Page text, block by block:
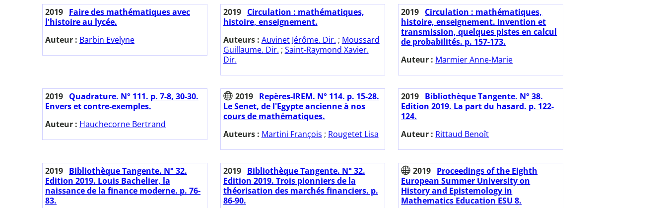
2019 Faire des mathématiques avec
l'histoire au lycée.
Auteur : Barbin Evelyne
2019
Circulation : mathématiques,
histoire, enseignement.
Auteurs : Auvinet Jérôme. Dir. ; Moussard
Guillaume. Dir. ; Saint-Raymond Xavier.
Dir.
2019 Circulation : mathématiques,
histoire, enseignement. Invention et
transmission, quelques pistes en calcul
de probabilités. p. 157-173.
Auteur : Marmier Anne-Marie
2019 Quadrature. N° 111. p. 7-8, 30-30.
Envers et contre-exemples.
Auteur : Hauchecorne Bertrand
2019
Repères-IREM. N° 114. p. 15-28.
Le Senet, de l'Egypte ancienne à nos
cours de mathématiques.
Auteurs : Martini François ; Rougetet Lisa
2019 Bibliothèque Tangente. N° 38.
Edition 2019. La part du hasard. p. 122-
124.
Auteur : Rittaud Benoît
2019 Bibliothèque Tangente. N° 32.
Edition 2019. Louis Bachelier, la
naissance de la finance moderne. p. 76-
83.
2019
Bibliothèque Tangente. N° 32.
Edition 2019. Trois pionniers de la
théorisation des marchés financiers. p.
86-90.
2019 Proceedings of the Eighth
European Summer University on
History and Epistemology in
Mathematics Education ESU 8.